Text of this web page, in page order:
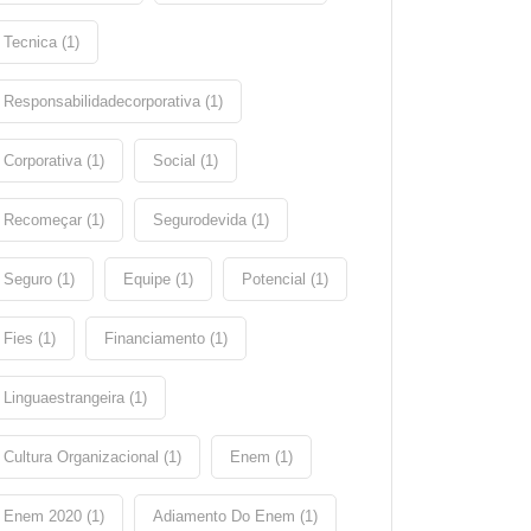
Tecnica (1)
Responsabilidadecorporativa (1)
Corporativa (1) Social (1)
Recomeçar (1) Segurodevida (1)
Seguro (1) Equipe (1) Potencial (1)
Fies (1) Financiamento (1)
Linguaestrangeira (1)
Cultura Organizacional (1) Enem (1)
Enem 2020 (1) Adiamento Do Enem (1)